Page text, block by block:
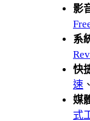
影
系
快
速 、
媒
式